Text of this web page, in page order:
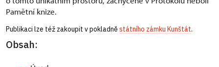
Pamětní knize.
Publikaci lze též zakoupit v pokladně státního zámku Kunštát.
Obsah: